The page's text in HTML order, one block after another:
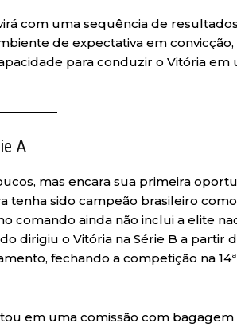
com uma sequência de
de expectativa em convicção,
para conduzir o Vitória em
A
mas encara sua primeira
tenha sido campeão brasileiro
comando ainda não inclui a elite
dirigiu o Vitória na Série B a partir
fechando a competição na 14ª
em uma comissão com bagagem